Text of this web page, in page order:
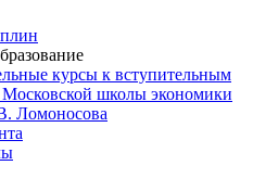
курсы к вступительным
школы экономики
Ломоносова